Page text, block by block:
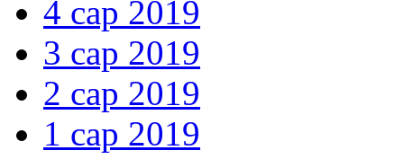
4 сар 2019
3 сар 2019
2 сар 2019
1 сар 2019